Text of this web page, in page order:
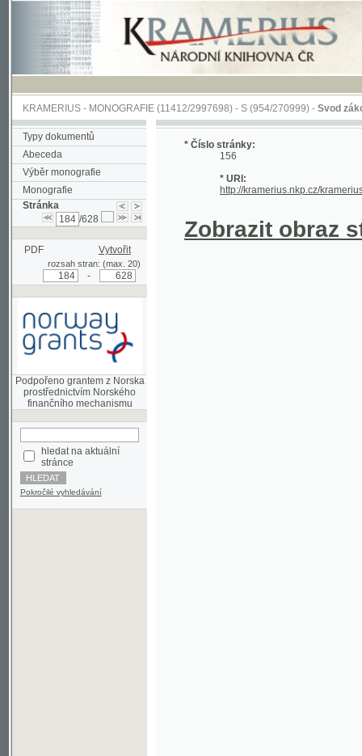
KRAMERIUS-MONOGRAFIE(11412/2997698) -S (954/270999)-Svod zákonův
Typy dokumentů
Abeceda
Výběr monografie
Monografie
Stránka
/628
PDF Vytvořit
rozsah stran: (max. 20)
Podpořeno grantem z Norska
prostřednictvím Norského
hledat na aktuální
stránce
Pokročilé vyhledávání
* Číslo stránky:
156
* URI:
http://kramerius.nkp.cz/kramerius/